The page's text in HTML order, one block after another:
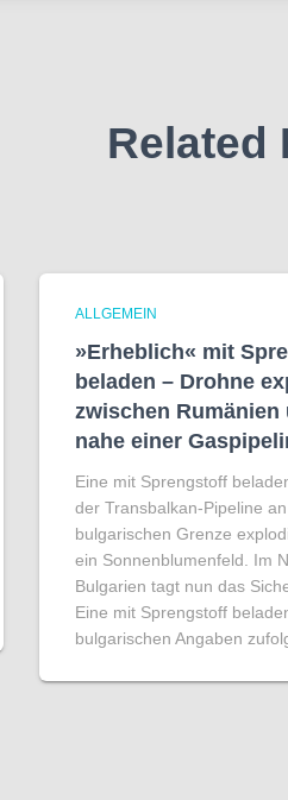
Related
ALLGEMEIN
»Erheblich« mit
beladen – Drohne
zwischen Rumänien
nahe einer
Eine mit Sprengstoff
der Transbalkan-Pipeline
bulgarischen Grenze
ein Sonnenblumenfeld. Im
Bulgarien tagt nun das
Eine mit Sprengstoff
bulgarischen Angaben